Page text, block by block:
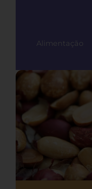
Alimentação